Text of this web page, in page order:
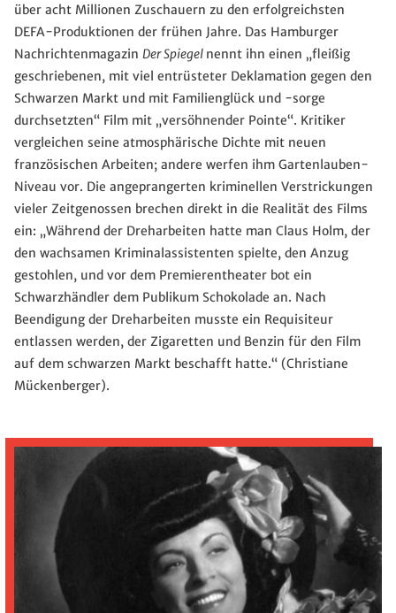
über acht Millionen Zuschauern zu den erfolgreichsten
DEFA-Produktionen der frühen Jahre. Das Hamburger
Nachrichtenmagazin Der Spiegel nennt ihn einen „fleißig
geschriebenen, mit viel entrüsteter Deklamation gegen den
Schwarzen Markt und mit Familienglück und -sorge
durchsetzten“ Film mit „versöhnender Pointe“. Kritiker
vergleichen seine atmosphärische Dichte mit neuen
französischen Arbeiten; andere werfen ihm Gartenlauben-
Niveau vor. Die angeprangerten kriminellen Verstrickungen
vieler Zeitgenossen brechen direkt in die Realität des Films
ein: „Während der Dreharbeiten hatte man Claus Holm, der
den wachsamen Kriminalassistenten spielte, den Anzug
gestohlen, und vor dem Premierentheater bot ein
Schwarzhändler dem Publikum Schokolade an. Nach
Beendigung der Dreharbeiten musste ein Requisiteur
entlassen werden, der Zigaretten und Benzin für den Film
auf dem schwarzen Markt beschafft hatte.“ (Christiane
Mückenberger).